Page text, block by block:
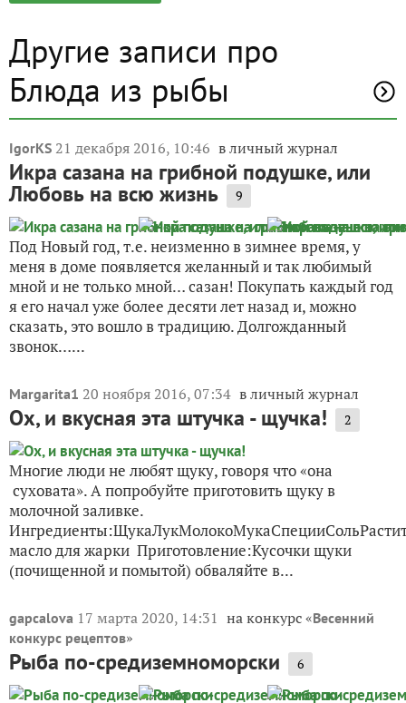
Другие записи про
Блюда из рыбы
IgorKS 21 декабря 2016, 10:46 в личный журнал
Икра сазана на грибной подушке, или
Любовь на всю жизнь 9
Под Новый год, т.е. неизменно в зимнее время, у
меня в доме появляется желанный и так любимый
мной и не только мной… сазан! Покупать каждый год
я его начал уже более десяти лет назад и, можно
сказать, это вошло в традицию. Долгожданный
звонок…...
Margarita1 20 ноября 2016, 07:34 в личный журнал
Ох, и вкусная эта штучка - щучка! 2
Многие люди не любят щуку, говоря что «она
суховата». А попробуйте приготовить щуку в
молочной заливке.
масло для жарки Приготовление:Кусочки щуки
(почищенной и помытой) обваляйте в...
gapcalova 17 марта 2020, 14:31 на конкурс «Весенний
конкурс рецептов»
Рыба по-средиземноморски 6